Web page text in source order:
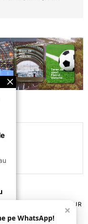
DE ANULARE & RETUR
CONTACT
×
pe WhatsApp!